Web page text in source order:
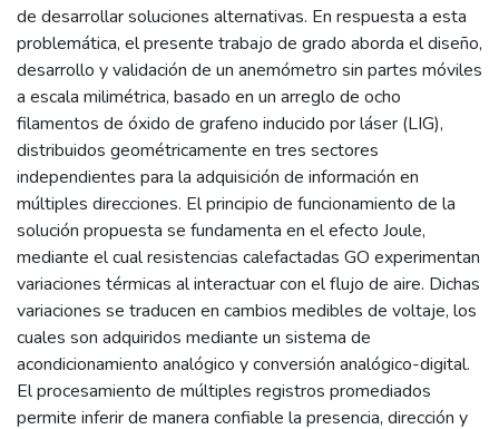
de desarrollar soluciones alternativas. En respuesta a esta
problemática, el presente trabajo de grado aborda el diseño,
desarrollo y validación de un anemómetro sin partes móviles
a escala milimétrica, basado en un arreglo de ocho
filamentos de óxido de grafeno inducido por láser (LIG),
distribuidos geométricamente en tres sectores
independientes para la adquisición de información en
múltiples direcciones. El principio de funcionamiento de la
solución propuesta se fundamenta en el efecto Joule,
mediante el cual resistencias calefactadas GO experimentan
variaciones térmicas al interactuar con el flujo de aire. Dichas
variaciones se traducen en cambios medibles de voltaje, los
cuales son adquiridos mediante un sistema de
acondicionamiento analógico y conversión analógico-digital.
El procesamiento de múltiples registros promediados
permite inferir de manera confiable la presencia, dirección y